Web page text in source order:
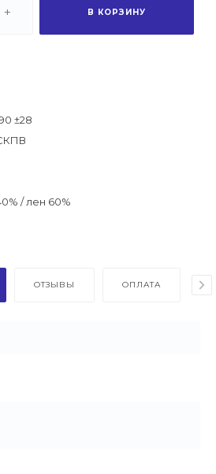
+ В КОРЗИНУ
±28
/ лен 60%
ОТЗЫВЫ ОПЛАТА